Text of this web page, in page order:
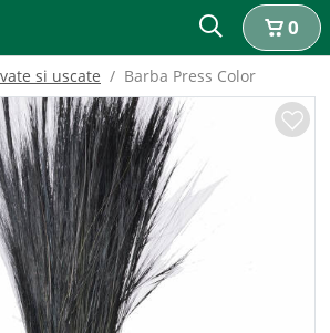
0
si uscate Barba Press Color